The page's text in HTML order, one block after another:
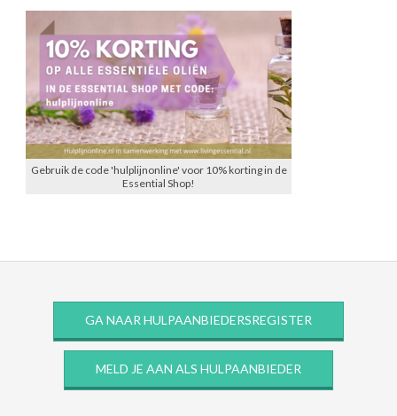
Gebruik de code 'hulplijnonline' voor 10% korting in de
Essential Shop!
GA NAAR HULPAANBIEDERSREGISTER
MELD JE AAN ALS HULPAANBIEDER